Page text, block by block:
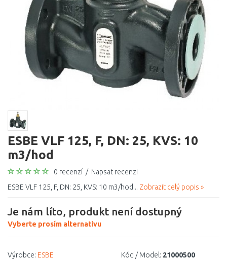
ESBE VLF 125, F, DN: 25, KVS: 10
m3/hod
0 recenzí / Napsat recenzi
ESBE VLF 125, F, DN: 25, KVS: 10 m3/hod... Zobrazit celý popis »
Je nám líto, produkt není dostupný
Vyberte prosím alternativu
Výrobce: ESBE Kód / Model: 21000500